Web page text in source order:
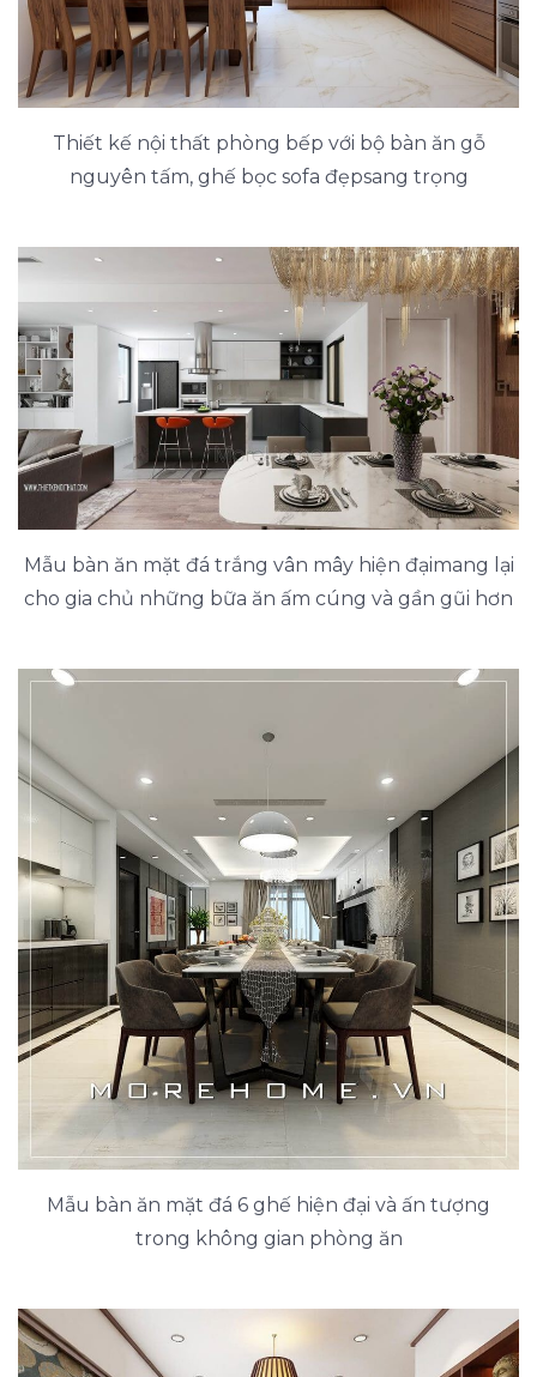
Thiết kế nội thất phòng bếp với bộ bàn ăn gỗ
nguyên tấm, ghế bọc sofa đẹpsang trọng
Mẫu bàn ăn mặt đá trắng vân mây hiện đạimang lại
cho gia chủ những bữa ăn ấm cúng và gần gũi hơn
Mẫu bàn ăn mặt đá 6 ghế hiện đại và ấn tượng
trong không gian phòng ăn